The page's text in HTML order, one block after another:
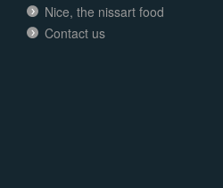
Nice, the nissart food
Contact us